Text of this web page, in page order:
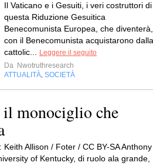
Il Vaticano e i Gesuiti, i veri costruttori di
questa Riduzione Gesuitica
Benecomunista Europea, che diventerà,
con il Benecomunista acquistarono dalla
cattolic... Leggere il seguito
Da Nwotruthresearch
ATTUALITÀ, SOCIETÀ
monociglio che
Allison / Foter / CC BY-SA Anthony
of Kentucky, di ruolo ala grande,